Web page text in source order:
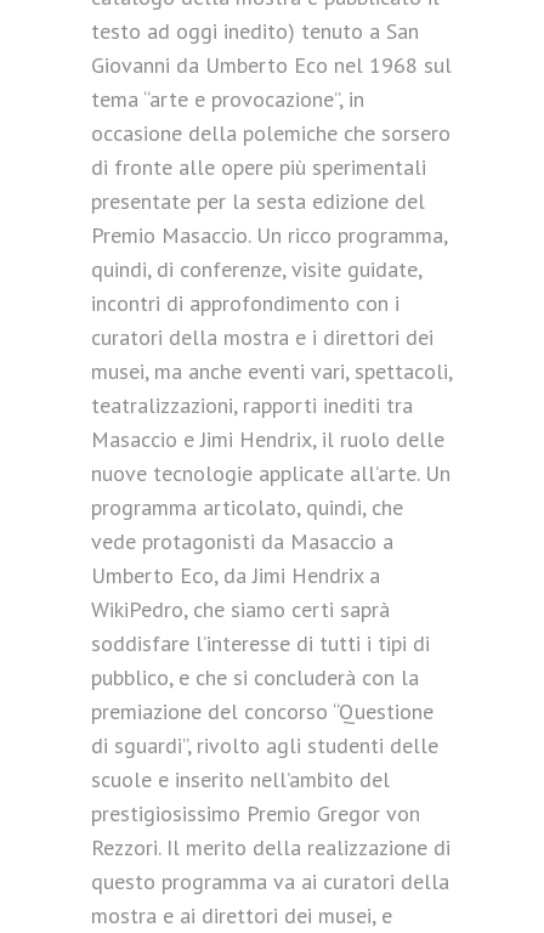
testo ad oggi inedito) tenuto a San
Giovanni da Umberto Eco nel 1968 sul
tema “arte e provocazione”, in
occasione della polemiche che sorsero
di fronte alle opere più sperimentali
presentate per la sesta edizione del
Premio Masaccio. Un ricco programma,
quindi, di conferenze, visite guidate,
incontri di approfondimento con i
curatori della mostra e i direttori dei
musei, ma anche eventi vari, spettacoli,
teatralizzazioni, rapporti inediti tra
Masaccio e Jimi Hendrix, il ruolo delle
nuove tecnologie applicate all’arte. Un
programma articolato, quindi, che
vede protagonisti da Masaccio a
Umberto Eco, da Jimi Hendrix a
WikiPedro, che siamo certi saprà
soddisfare l’interesse di tutti i tipi di
pubblico, e che si concluderà con la
premiazione del concorso “Questione
di sguardi”, rivolto agli studenti delle
scuole e inserito nell’ambito del
prestigiosissimo Premio Gregor von
Rezzori. Il merito della realizzazione di
questo programma va ai curatori della
mostra e ai direttori dei musei, e